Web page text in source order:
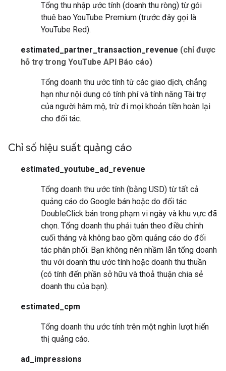
Tổng thu nhập ước tính (doanh thu ròng) từ gói
thuê bao YouTube Premium (trước đây gọi là
YouTube Red).
estimated_partner_transaction_revenue (chỉ được
hỗ trợ trong YouTube API Báo cáo)
Tổng doanh thu ước tính từ các giao dịch, chẳng
hạn như nội dung có tính phí và tính năng Tài trợ
của người hâm mộ, trừ đi mọi khoản tiền hoàn lại
cho đối tác.
Chỉ số hiệu suất quảng cáo
estimated_youtube_ad_revenue
Tổng doanh thu ước tính (bằng USD) từ tất cả
quảng cáo do Google bán hoặc do đối tác
DoubleClick bán trong phạm vi ngày và khu vực đã
chọn. Tổng doanh thu phải tuân theo điều chỉnh
cuối tháng và không bao gồm quảng cáo do đối
tác phân phối. Bạn không nên nhầm lẫn tổng doanh
thu với doanh thu ước tính hoặc doanh thu thuần
(có tính đến phần sở hữu và thoả thuận chia sẻ
doanh thu của bạn).
estimated_cpm
Tổng doanh thu ước tính trên một nghìn lượt hiển
thị quảng cáo.
ad_impressions